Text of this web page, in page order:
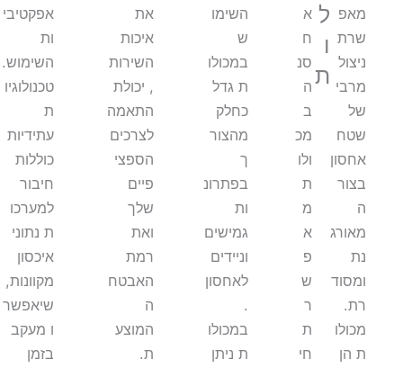
מאפ
שרת
ניצול
מרבי
של
שטח
אחסון
בצור
ה
מאורג
נת
ומסוד
רת.
מכולו
ת הן
ל
ו
ת
א
ח
סנ
ה
ב
מכ
ולו
ת
מ
א
פ
ש
ר
ת
חי
השימו
ש
במכולו
ת גדל
כחלק
מהצור
ך
בפתרונ
ות
גמישים
וניידים
לאחסון
.
במכולו
ת ניתן
את
איכות
השירות
, יכולת
התאמה
לצרכים
הספצי
פיים
שלך
ואת
רמת
האבטח
ה
המוצע
ת.
אפקטיבי
ות
השימוש.
טכנולוגיו
ת
עתידיות
כוללות
חיבור
למערכו
ת נתוני
איכסון
מקוונות,
שיאפשר
ו מעקב
בזמן